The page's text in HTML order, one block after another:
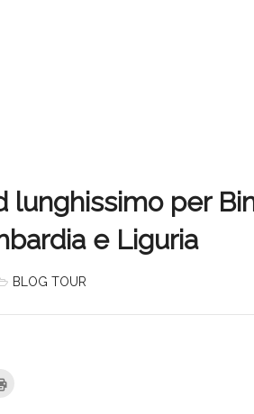
lunghissimo per
e Liguria
BLOG TOUR